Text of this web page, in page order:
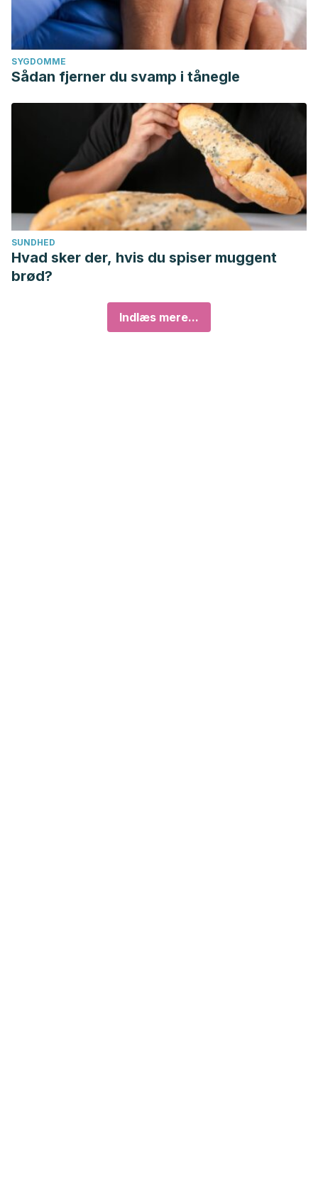
SYGDOMME
Sådan fjerner du svamp i tånegle
SUNDHED
Hvad sker der, hvis du spiser muggent
brød?
Indlæs mere...